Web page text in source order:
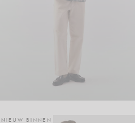
NIEUW BINNEN